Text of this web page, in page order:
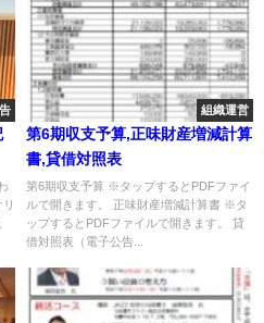
組織運営
第6期収支予算,正味財産増減計算
書,貸借対照表
第6期収支予算 ※タップするとPDFファイ
ルで開きます。 正味財産増減計算書 ※タ
ップするとPDFファイルで開きます。 貸
借対照表（電子公告...